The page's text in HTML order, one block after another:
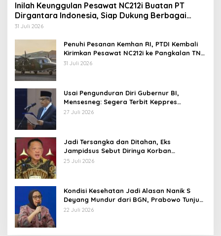
Inilah Keunggulan Pesawat NC212i Buatan PT
Dirgantara Indonesia, Siap Dukung Berbagai
Operasi TNI
31 Juli 2026
Penuhi Pesanan Kemhan RI, PTDI Kembali
Kirimkan Pesawat NC212i ke Pangkalan TNI
AU
31 Juli 2026
Usai Pengunduran Diri Gubernur BI,
Mensesneg: Segera Terbit Keppres
Pemberhentian dengan Hormat
27 Juli 2026
Jadi Tersangka dan Ditahan, Eks
Jampidsus Sebut Dirinya Korban
Kriminalisasi
25 Juli 2026
Kondisi Kesehatan Jadi Alasan Nanik S
Deyang Mundur dari BGN, Prabowo Tunjuk
Wamentan Sudaryono
22 Juli 2026